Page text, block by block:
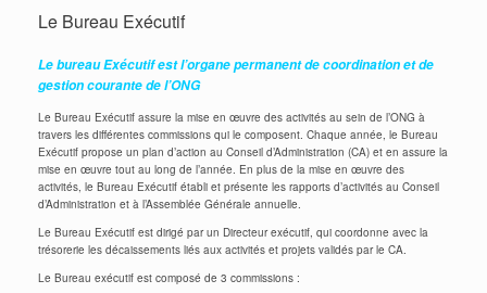
Le Bureau Exécutif
Le bureau Exécutif est l’organe permanent de coordination et de
gestion courante de l’ONG
Le Bureau Exécutif assure la mise en œuvre des activités au sein de l’ONG à
travers les différentes commissions qui le composent. Chaque année, le Bureau
Exécutif propose un plan d’action au Conseil d’Administration (CA) et en assure la
mise en œuvre tout au long de l’année. En plus de la mise en œuvre des
activités, le Bureau Exécutif établi et présente les rapports d’activités au Conseil
d’Administration et à l’Assemblée Générale annuelle.
Le Bureau Exécutif est dirigé par un Directeur exécutif, qui coordonne avec la
trésorerie les décaissements liés aux activités et projets validés par le CA.
Le Bureau exécutif est composé de 3 commissions :